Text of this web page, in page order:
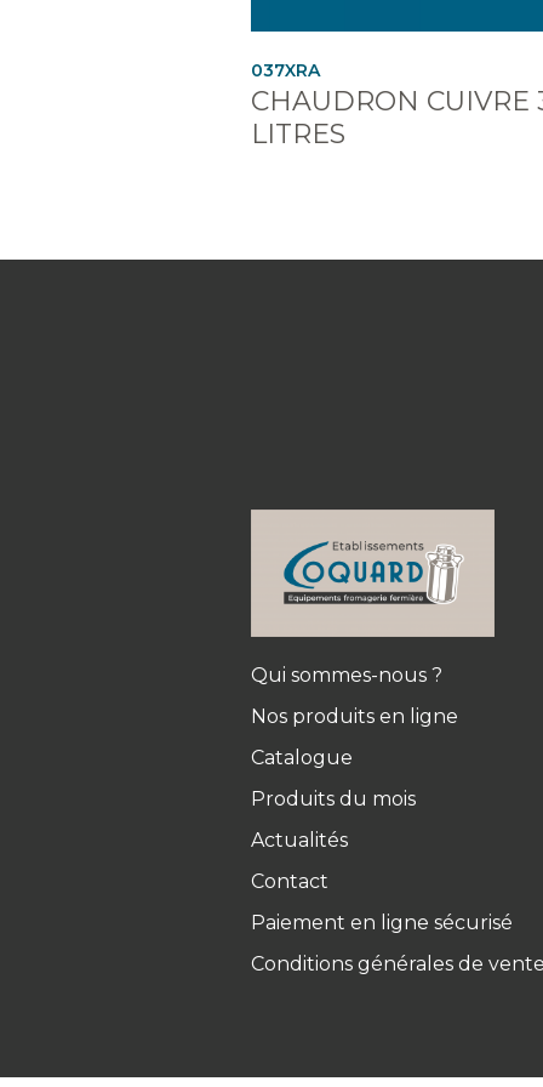
037XRA
CHAUDRON CUIVRE
LITRES
Qui sommes-nous ?
Nos produits en ligne
Catalogue
Produits du mois
Actualités
Contact
Paiement en ligne sécurisé
Conditions générales de